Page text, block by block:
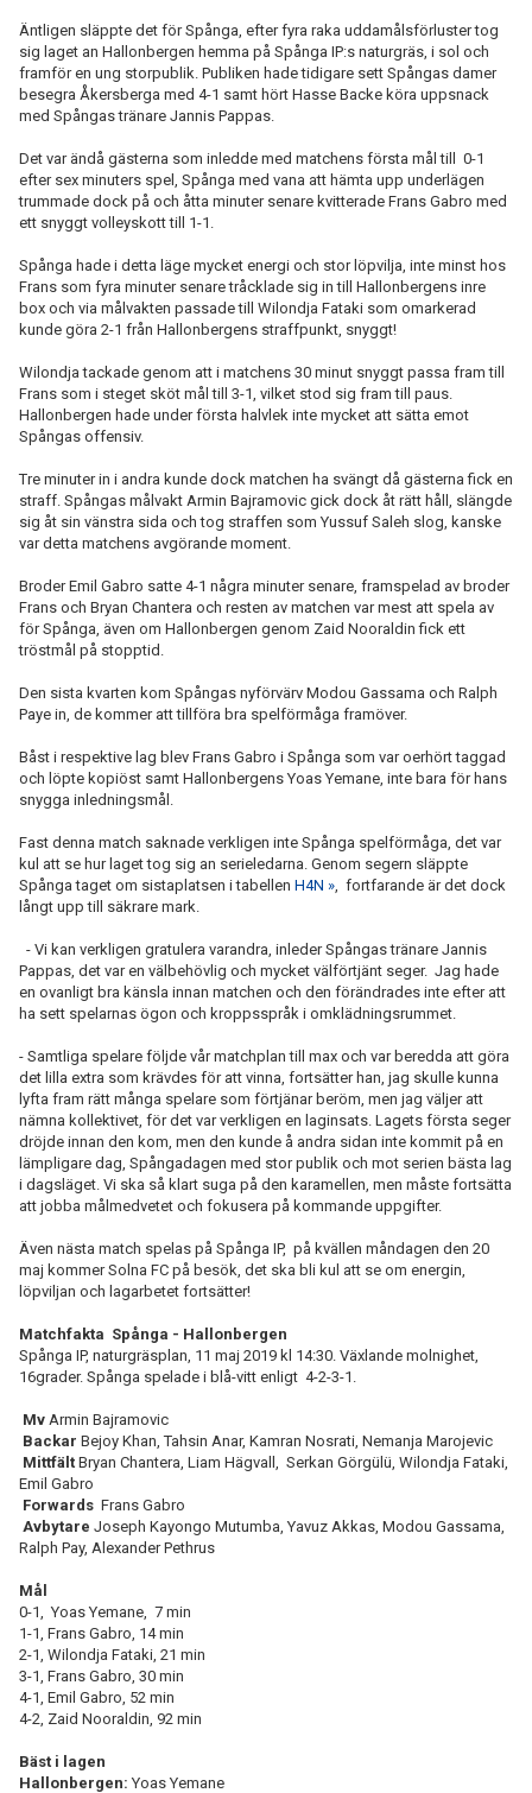
Äntligen släppte det för Spånga, efter fyra raka uddamålsförluster tog
sig laget an Hallonbergen hemma på Spånga IP:s naturgräs, i sol och
framför en ung storpublik. Publiken hade tidigare sett Spångas damer
besegra Åkersberga med 4-1 samt hört Hasse Backe köra uppsnack
med Spångas tränare Jannis Pappas.
Det var ändå gästerna som inledde med matchens första mål till 0-1
efter sex minuters spel, Spånga med vana att hämta upp underlägen
trummade dock på och åtta minuter senare kvitterade Frans Gabro med
ett snyggt volleyskott till 1-1.
Spånga hade i detta läge mycket energi och stor löpvilja, inte minst hos
Frans som fyra minuter senare tråcklade sig in till Hallonbergens inre
box och via målvakten passade till Wilondja Fataki som omarkerad
kunde göra 2-1 från Hallonbergens straffpunkt, snyggt!
Wilondja tackade genom att i matchens 30 minut snyggt passa fram till
Frans som i steget sköt mål till 3-1, vilket stod sig fram till paus.
Hallonbergen hade under första halvlek inte mycket att sätta emot
Spångas offensiv.
Tre minuter in i andra kunde dock matchen ha svängt då gästerna fick en
straff. Spångas målvakt Armin Bajramovic gick dock åt rätt håll, slängde
sig åt sin vänstra sida och tog straffen som Yussuf Saleh slog, kanske
var detta matchens avgörande moment.
Broder Emil Gabro satte 4-1 några minuter senare, framspelad av broder
Frans och Bryan Chantera och resten av matchen var mest att spela av
för Spånga, även om Hallonbergen genom Zaid Nooraldin fick ett
tröstmål på stopptid.
Den sista kvarten kom Spångas nyförvärv Modou Gassama och Ralph
Paye in, de kommer att tillföra bra spelförmåga framöver.
Båst i respektive lag blev Frans Gabro i Spånga som var oerhört taggad
och löpte kopiöst samt Hallonbergens Yoas Yemane, inte bara för hans
snygga inledningsmål.
Fast denna match saknade verkligen inte Spånga spelförmåga, det var
kul att se hur laget tog sig an serieledarna. Genom segern släppte
Spånga taget om sistaplatsen i tabellen H4N », fortfarande är det dock
långt upp till säkrare mark.
- Vi kan verkligen gratulera varandra, inleder Spångas tränare Jannis
Pappas, det var en välbehövlig och mycket välförtjänt seger. Jag hade
en ovanligt bra känsla innan matchen och den förändrades inte efter att
ha sett spelarnas ögon och kroppsspråk i omklädningsrummet.
- Samtliga spelare följde vår matchplan till max och var beredda att göra
det lilla extra som krävdes för att vinna, fortsätter han, jag skulle kunna
lyfta fram rätt många spelare som förtjänar beröm, men jag väljer att
nämna kollektivet, för det var verkligen en laginsats. Lagets första seger
dröjde innan den kom, men den kunde å andra sidan inte kommit på en
lämpligare dag, Spångadagen med stor publik och mot serien bästa lag
i dagsläget. Vi ska så klart suga på den karamellen, men måste fortsätta
att jobba målmedvetet och fokusera på kommande uppgifter.
Även nästa match spelas på Spånga IP, på kvällen måndagen den 20
maj kommer Solna FC på besök, det ska bli kul att se om energin,
löpviljan och lagarbetet fortsätter!
Matchfakta Spånga - Hallonbergen
Spånga IP, naturgräsplan, 11 maj 2019 kl 14:30. Växlande molnighet,
16grader. Spånga spelade i blå-vitt enligt 4-2-3-1.
Mv Armin Bajramovic
Backar Bejoy Khan, Tahsin Anar, Kamran Nosrati, Nemanja Marojevic
Mittfält Bryan Chantera, Liam Hägvall, Serkan Görgülü, Wilondja Fataki,
Emil Gabro
Forwards Frans Gabro
Avbytare Joseph Kayongo Mutumba, Yavuz Akkas, Modou Gassama,
Ralph Pay, Alexander Pethrus
Mål
0-1, Yoas Yemane, 7 min
1-1, Frans Gabro, 14 min
2-1, Wilondja Fataki, 21 min
3-1, Frans Gabro, 30 min
4-1, Emil Gabro, 52 min
4-2, Zaid Nooraldin, 92 min
Bäst i lagen
Hallonbergen:Yoas Yemane